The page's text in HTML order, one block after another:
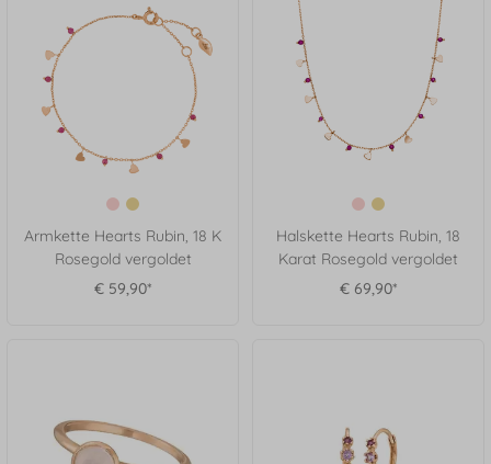
Armkette Hearts Rubin, 18 K
Rosegold vergoldet
€ 59,90*
Halskette Hearts Rubin, 18
Karat Rosegold vergoldet
€ 69,90*